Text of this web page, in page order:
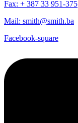
Fax: + 387 33 951-375
Mail: smith@smith.ba
Facebook-square